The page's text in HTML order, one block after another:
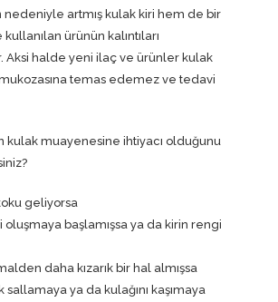
nedeniyle artmış kulak kiri hem de bir
ürünün kalıntıları
halde yeni ilaç ve ürünler kulak
temas edemez ve tedavi
kulak muayenesine ihtiyacı olduğunu
geliyorsa
oluşmaya başlamışsa ya da kirin rengi
daha kızarık bir hal almışsa
sallamaya ya da kulağını kaşımaya